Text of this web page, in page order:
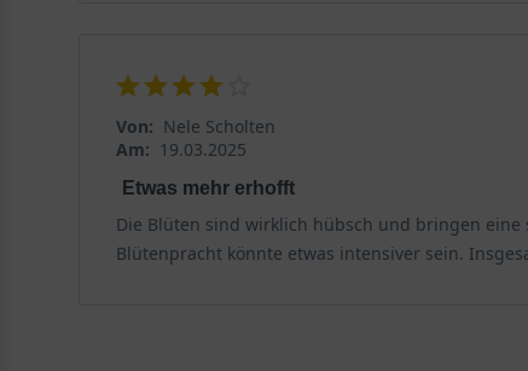
Von: Nele Scholten
Am: 19.03.2025
Etwas mehr erhofft
Die Blüten sind wirklich hübsch und bringen
Blütenpracht könnte etwas intensiver sein.